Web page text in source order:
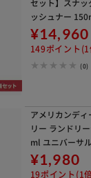
ッシュナー
¥14,960
149ポイント(1
(0)
アメリカンデ
リー ランドリ
ml ユニバーサル
¥1,980
19ポイント(1